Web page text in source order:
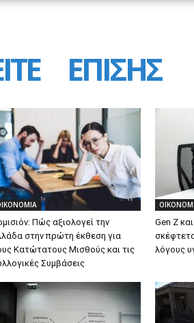
ΕΠΙΣΗΣ
Πώς αξιολογεί την
στην πρώτη έκθεση για
Κατώτατους Μισθούς και τις
Συμβάσεις
Gen Z
λόγους